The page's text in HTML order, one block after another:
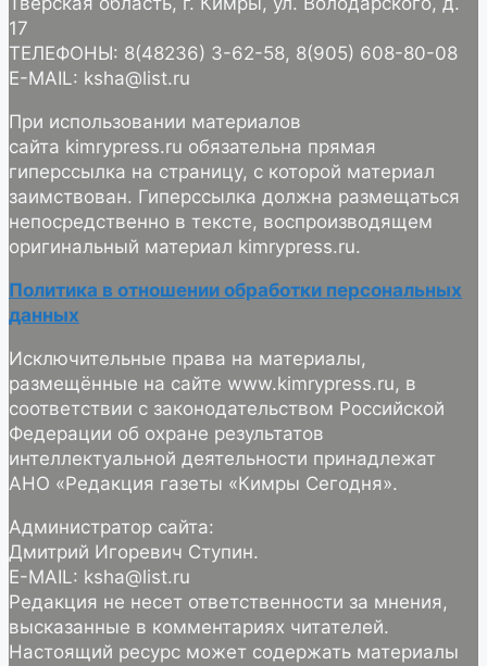
17
ТЕЛЕФОНЫ: 8(48236) 3-62-58, 8(905) 608-80-08
E-MAIL: ksha@list.ru
При использовании материалов
сайта kimrypress.ru обязательна прямая
гиперссылка на страницу, с которой материал
заимствован. Гиперссылка должна размещаться
непосредственно в тексте, воспроизводящем
оригинальный материал kimrypress.ru.
Политика в отношении обработки персональных
данных
Исключительные права на материалы,
размещённые на сайте www.kimrypress.ru, в
соответствии с законодательством Российской
Федерации об охране результатов
интеллектуальной деятельности принадлежат
АНО «Редакция газеты «Кимры Сегодня».
Администратор сайта:
Дмитрий Игоревич Ступин.
E-MAIL: ksha@list.ru
Редакция не несет ответственности за мнения,
высказанные в комментариях читателей.
Настоящий ресурс может содержать материалы